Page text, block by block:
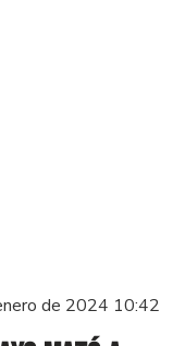
de 2024 10:42